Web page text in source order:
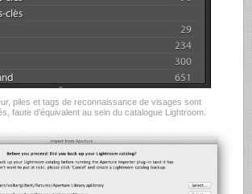
piles et tags de reconnaissance de visages sont
faute d’équivalent au sein du catalogue Lightroom.